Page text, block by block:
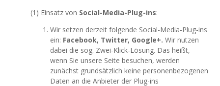
(1) Einsatz von Social-Media-Plug-ins:
Wir setzen derzeit folgende Social-Media-Plug-ins
ein: Facebook, Twitter, Google+. Wir nutzen
dabei die sog. Zwei-Klick-Lösung. Das heißt,
wenn Sie unsere Seite besuchen, werden
zunächst grundsätzlich keine personenbezogenen
Daten an die Anbieter der Plug-ins